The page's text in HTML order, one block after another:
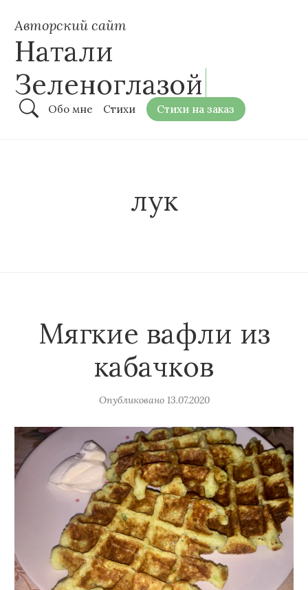
Авторский сайт
Натали
Зеленоглазой
Обо мне Стихи Стихи на заказ
лук
Мягкие вафли из
кабачков
Опубликовано 13.07.2020